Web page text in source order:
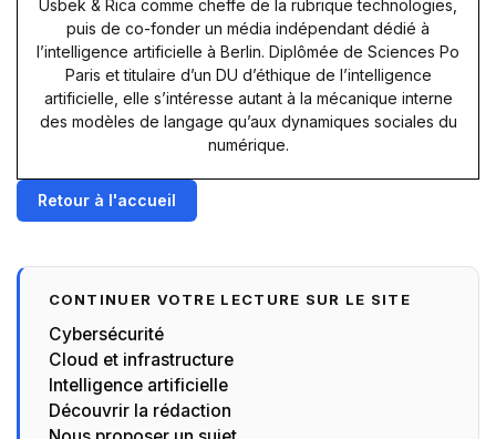
Usbek & Rica comme cheffe de la rubrique technologies,
puis de co-fonder un média indépendant dédié à
l’intelligence artificielle à Berlin. Diplômée de Sciences Po
Paris et titulaire d’un DU d’éthique de l’intelligence
artificielle, elle s’intéresse autant à la mécanique interne
des modèles de langage qu’aux dynamiques sociales du
numérique.
Retour à l'accueil
CONTINUER VOTRE LECTURE SUR LE SITE
Cybersécurité
Cloud et infrastructure
Intelligence artificielle
Découvrir la rédaction